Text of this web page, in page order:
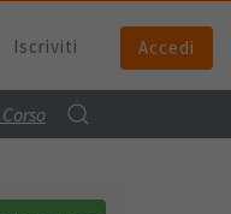
Iscriviti Accedi